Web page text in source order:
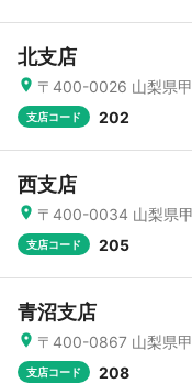
北支店
〒400-0026 山梨県
支店コード 202
西支店
〒400-0034 山梨県
支店コード 205
青沼支店
〒400-0867 山梨県
支店コード 208